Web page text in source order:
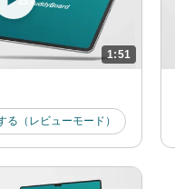
1:51
る（レビューモード）